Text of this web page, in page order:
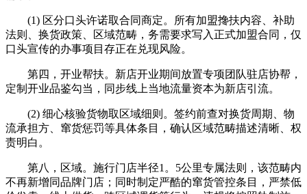
(1) 区分口头许诺取合同商定。所有加盟搀扶内容、补助
法则、换货政策、区域范畴，务需要求写入正式加盟合同，仅
口头宣传的办事项目存正在兑现风险。
第四，开业帮扶。新店开业期间放置专项团队驻店协帮，
定制开业品鉴勾当，同步线上当地流量资本为新店引流。
(2) 细心核验货物取区域细则。签约前查对换货周期、物
流承担方、窜货惩罚等具体条目，确认区域范畴描述清晰、权
责明白。
第八，区域。施行门店半径1。5公里专属法则，该范畴内
不再新增同品牌门店；同时制定严酷的窜货管控条目，严禁低